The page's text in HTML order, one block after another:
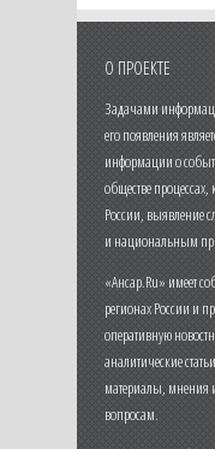
О ПРОЕКТЕ
Задачами
его появления
информации о
обществе
России, выявление
и национальным
«Ансар.Ru» имеет
регионах России и
оперативную
аналитические
материалы, мнения
вопросам.